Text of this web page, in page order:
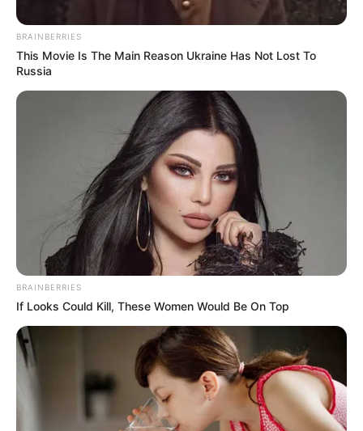
Friss hírek
Botrány a koncerten:
megdobálták Győzikét a nézők
bySzerző • June 14, 2025
BRAINBERRIES
This Movie Is The Main Reason Ukraine Has Not Lost To
Russia
BRAINBERRIES
If Looks Could Kill, These Women Would Be On Top